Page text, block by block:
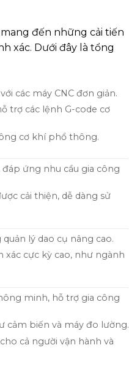
đến những cải tiến
xác. Dưới đây là tổng
các máy CNC đơn giản.
trợ các lệnh G-code cơ
cơ khí phổ thông.
ứng nhu cầu gia công
cải thiện, dễ dàng sử
lý dao cụ nâng cao.
xác cực kỳ cao, như ngành
minh, hỗ trợ gia công
cảm biến và máy đo lường.
cả người vận hành và